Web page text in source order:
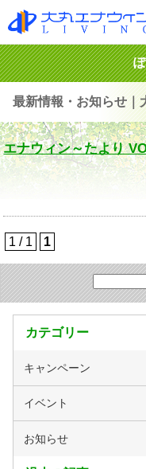
最新情報・お知らせ｜
エナウィン～たより
1 / 1 1
カテゴリー
キャンペーン
イベント
お知らせ